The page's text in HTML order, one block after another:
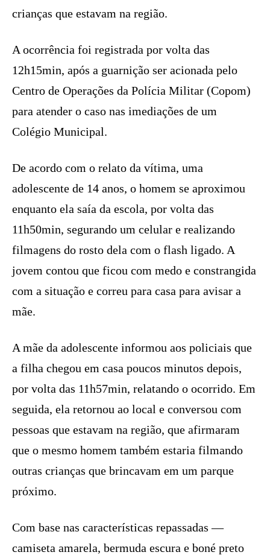
crianças que estavam na região.
A ocorrência foi registrada por volta das
12h15min, após a guarnição ser acionada pelo
Centro de Operações da Polícia Militar (Copom)
para atender o caso nas imediações de um
Colégio Municipal.
De acordo com o relato da vítima, uma
adolescente de 14 anos, o homem se aproximou
enquanto ela saía da escola, por volta das
11h50min, segurando um celular e realizando
filmagens do rosto dela com o flash ligado. A
jovem contou que ficou com medo e constrangida
com a situação e correu para casa para avisar a
mãe.
A mãe da adolescente informou aos policiais que
a filha chegou em casa poucos minutos depois,
por volta das 11h57min, relatando o ocorrido. Em
seguida, ela retornou ao local e conversou com
pessoas que estavam na região, que afirmaram
que o mesmo homem também estaria filmando
outras crianças que brincavam em um parque
próximo.
Com base nas características repassadas —
camiseta amarela, bermuda escura e boné preto